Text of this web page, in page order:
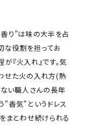
り”は味の大半を占
な役割を担ってお
『火入れ』です。気
せた火の入れ方(熱
い職人さんの長年
香気”というドレス
まとわせ続けられる